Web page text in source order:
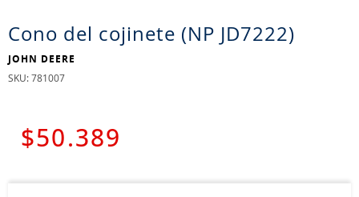
Cono del cojinete (NP JD7222)
JOHN DEERE
: 781007
$50 .389
2.
neumáticos
3.
westlake
4
yokohama
6.
215